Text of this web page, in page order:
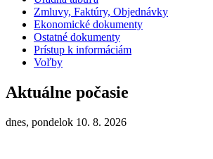
Zmluvy, Faktúry, Objednávky
Ekonomické dokumenty
Ostatné dokumenty
Prístup k informáciám
Voľby
Aktuálne počasie
dnes, pondelok 10. 8. 2026